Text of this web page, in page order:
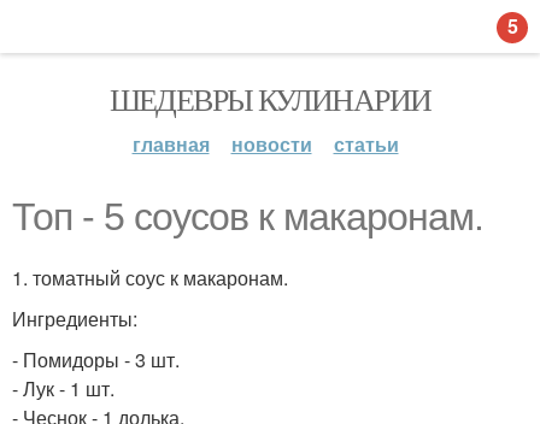
ШЕДЕВРЫ КУЛИНАРИИ
главная новости статьи
Топ - 5 соусов к макаронам.
1. томатный соус к макаронам.
Ингредиенты:
- Помидоры - 3 шт.
- Лук - 1 шт.
- Чеснок - 1 долька.
5